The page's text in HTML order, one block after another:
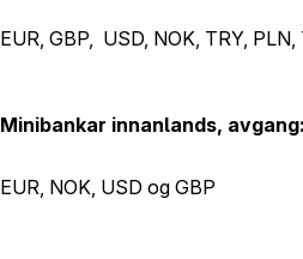
EUR, GBP, USD, NOK, TRY,
Minibankar innanlands, avgang:
EUR, NOK, USD og GBP